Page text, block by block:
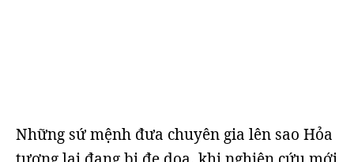
Những sứ mệnh đưa chuyên gia lên sao Hỏa